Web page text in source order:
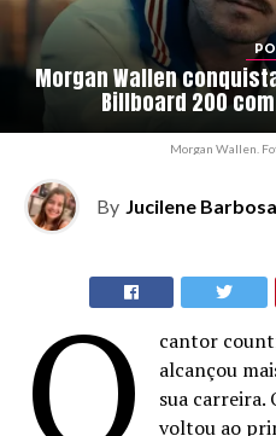
Morgan Wallen
Billboard 200 com
Morgan Wallen.
By Jucilene Barbosa
O cantor
alcançou
sua carreira.
voltou ao